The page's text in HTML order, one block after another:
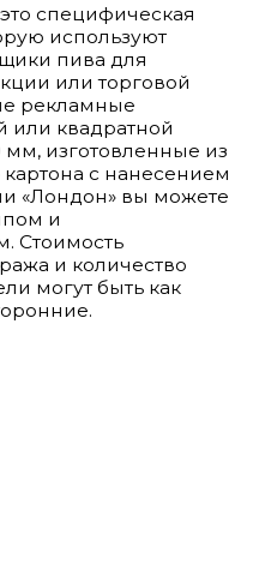
специфическая
используют
пива для
или торговой
рекламные
или квадратной
изготовленные из
с нанесением
«Лондон» вы можете
и
Стоимость
и количество
могут быть как